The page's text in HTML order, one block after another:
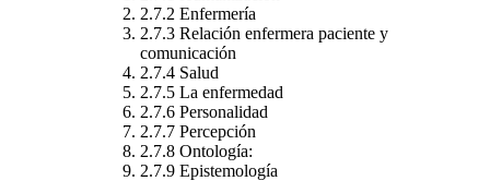
2.7.2 Enfermería
2.7.3 Relación enfermera paciente y
comunicación
2.7.4 Salud
2.7.5 La enfermedad
2.7.6 Personalidad
2.7.7 Percepción
2.7.8 Ontología:
2.7.9 Epistemología